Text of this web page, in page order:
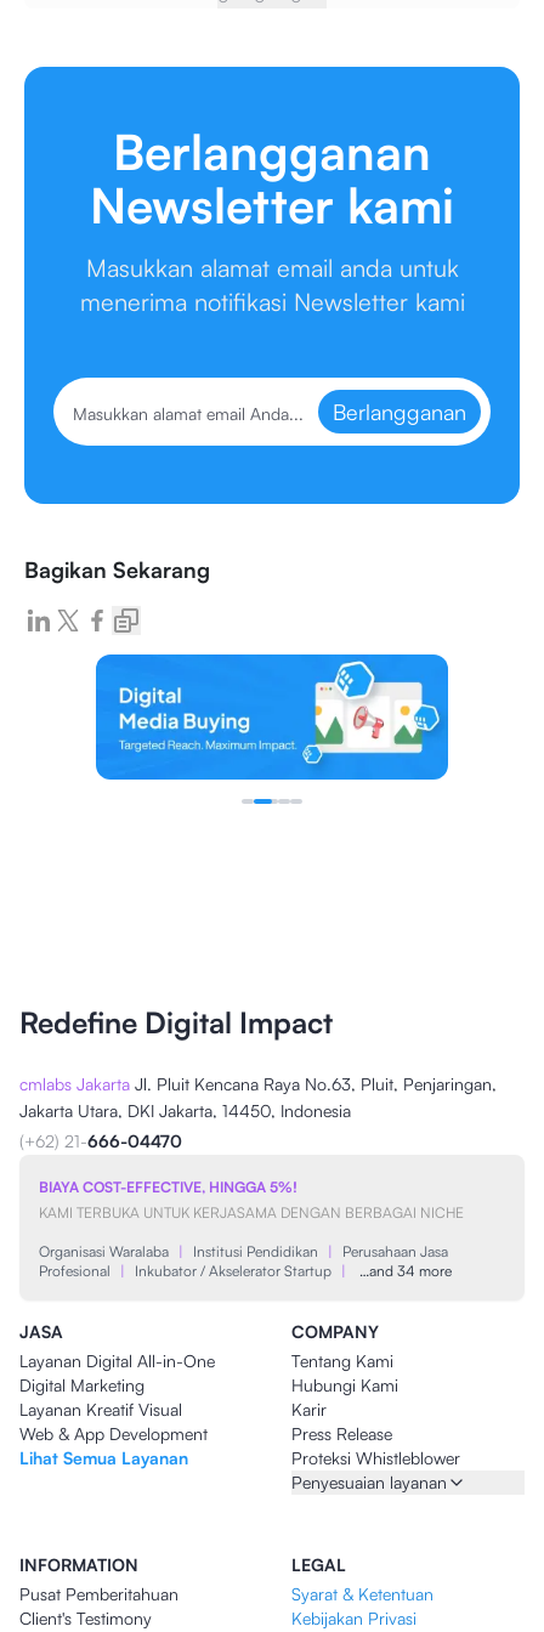
Berlangganan
Newsletter kami
Masukkan alamat email anda untuk
menerima notifikasi Newsletter kami
Berlangganan
Bagikan Sekarang
Redefine Digital Impact
cmlabs Jakarta Jl. Pluit Kencana Raya No.63, Pluit, Penjaringan,
Jakarta Utara, DKI Jakarta, 14450, Indonesia
(+62) 21-666-04470
BIAYA COST-EFFECTIVE, HINGGA 5%!
KAMI TERBUKA UNTUK KERJASAMA DENGAN BERBAGAI NICHE
Organisasi Waralaba | Institusi Pendidikan |
Perusahaan Jasa
Profesional
| Inkubator / Akselerator Startup | …and 34 more
JASA
Layanan Digital All-in-One
Digital Marketing
Layanan Kreatif Visual
Web & App Development
Lihat Semua Layanan
COMPANY
Tentang Kami
Hubungi Kami
Karir
Press Release
Proteksi Whistleblower
Penyesuaian layanan
INFORMATION
Pusat Pemberitahuan
Client's Testimony
LEGAL
Syarat & Ketentuan
Kebijakan Privasi